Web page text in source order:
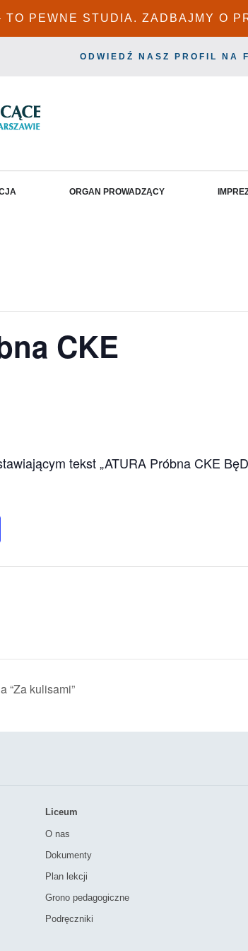
TO PEWNE STUDIA. ZADBAJMY O
ODWIEDŹ NASZ PROFIL NA
ORGAN PROWADZĄCY
CKE
“Za kulisami”
Liceum
O nas
Dokumenty
Plan lekcji
Grono pedagogiczne
Podręczniki